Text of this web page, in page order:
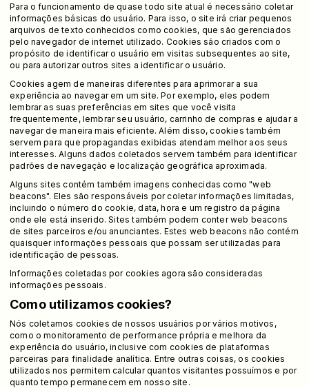
Para o funcionamento de quase todo site atual é necessário coletar
informações básicas do usuário. Para isso, o site irá criar pequenos
arquivos de texto conhecidos como cookies, que são gerenciados
pelo navegador de internet utilizado. Cookies são criados com o
propósito de identificar o usuário em visitas subsequentes ao site,
ou para autorizar outros sites a identificar o usuário.
Cookies agem de maneiras diferentes para aprimorar a sua
experiência ao navegar em um site. Por exemplo, eles podem
lembrar as suas preferências em sites que você visita
frequentemente, lembrar seu usuário, carrinho de compras e ajudar a
navegar de maneira mais eficiente. Além disso, cookies também
servem para que propagandas exibidas atendam melhor aos seus
interesses. Alguns dados coletados servem também para identificar
padrões de navegação e localização geográfica aproximada.
Alguns sites contém também imagens conhecidas como "web
beacons". Eles são responsáveis por coletar informações limitadas,
incluindo o número do cookie, data, hora e um registro da página
onde ele está inserido. Sites também podem conter web beacons
de sites parceiros e/ou anunciantes. Estes web beacons não contém
quaisquer informações pessoais que possam ser utilizadas para
identificação de pessoas.
Informações coletadas por cookies agora são consideradas
informações pessoais.
Como utilizamos cookies?
Nós coletamos cookies de nossos usuários por vários motivos,
como o monitoramento de performance própria e melhora da
experiência do usuário, inclusive com cookies de plataformas
parceiras para finalidade analítica. Entre outras coisas, os cookies
utilizados nos permitem calcular quantos visitantes possuímos e por
quanto tempo permanecem em nosso site.